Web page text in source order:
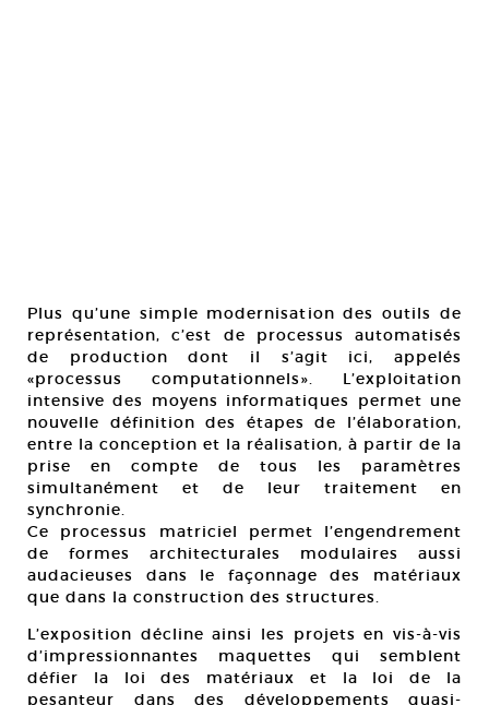
Plus qu’une simple modernisation des outils de
représentation, c’est de processus automatisés
de production dont il s’agit ici, appelés
«processus computationnels». L’exploitation
intensive des moyens informatiques permet une
nouvelle définition des étapes de l’élaboration,
entre la conception et la réalisation, à partir de la
prise en compte de tous les paramètres
simultanément et de leur traitement en
synchronie.
Ce processus matriciel permet l’engendrement
de formes architecturales modulaires aussi
audacieuses dans le façonnage des matériaux
que dans la construction des structures.
L’exposition décline ainsi les projets en vis-à-vis
d’impressionnantes maquettes qui semblent
défier la loi des matériaux et la loi de la
pesanteur dans des développements quasi-